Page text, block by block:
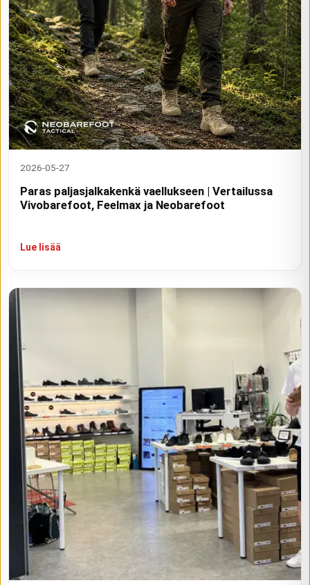
2026-05-27
Paras paljasjalkakenkä vaellukseen | Vertailussa
Vivobarefoot, Feelmax ja Neobarefoot
Lue lisää